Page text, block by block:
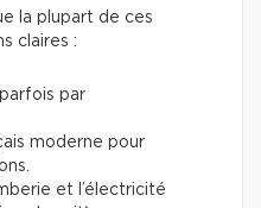
la plupart de ces
claires :
par
moderne pour
et l’électricité